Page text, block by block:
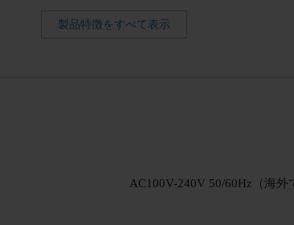
製品特徴をすべて表示
AC100V-240V 50/60Hz（海外